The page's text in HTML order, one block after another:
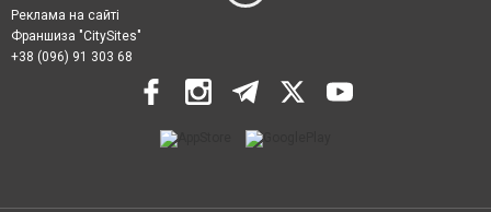
Реклама на сайті
Франшиза "CitySites"
+38 (096) 91 303 68